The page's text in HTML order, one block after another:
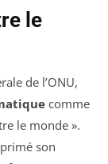
le
de l’ONU,
comme
le monde ».
son